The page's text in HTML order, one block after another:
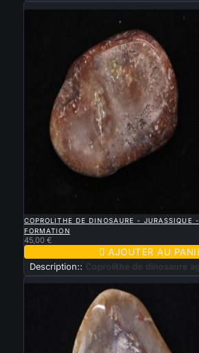
COPROLITHE DE DINOSAURE - JURASSIQUE
FORMATION
45,00 €
 AJOUTER AU
Description:: Coprolithe de dinosaure